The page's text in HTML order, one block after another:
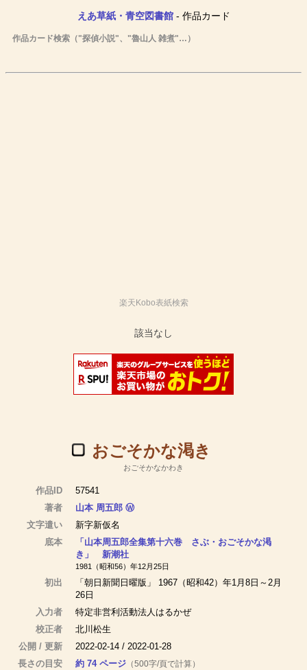
えあ草紙・青空図書館- 作品カード
作品カード検索（"探偵小説"、"魯山人 雑煮"…）
楽天Kobo表紙検索
おごそかな渇き
おごそかなかわき
作品ID
57541
著者
山本 周五郎 Ⓦ
文字遣い
新字新仮名
底本
「山本周五郎全集第十六巻 さぶ・おごそかな渇
き」 新潮社
1981（昭和56）年12月25日
初出
「朝日新聞日曜版」 1967（昭和42）年1月8日～2月
26日
入力者
特定非営利活動法人はるかぜ
校正者
北川松生
公開 / 更新
2022-02-14 / 2022-01-28
長さの目安
約 74 ページ （500字/頁で計算）